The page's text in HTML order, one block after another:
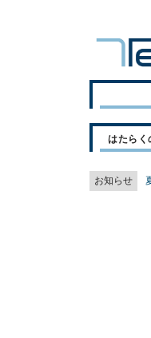
はたらく
お知らせ